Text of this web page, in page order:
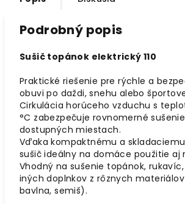
Podrobný popis
Sušič topánok elektrický 110
Praktické riešenie pre rýchle a
obuvi po daždi, snehu alebo
Cirkulácia horúceho vzduchu s
°C zabezpečuje rovnomerné
dostupných miestach.
Vďaka kompaktnému a
sušič ideálny na domáce použitie aj
Vhodný na sušenie topánok,
iných doplnkov z rôznych
bavlna, semiš).